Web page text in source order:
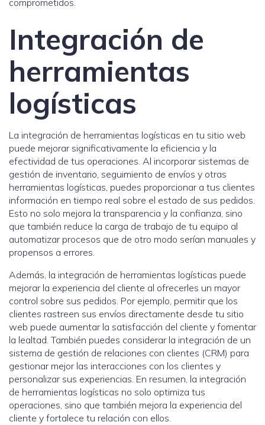
comprometidos.
Integración de
herramientas
logísticas
La integración de herramientas logísticas en tu sitio web
puede mejorar significativamente la eficiencia y la
efectividad de tus operaciones. Al incorporar sistemas de
gestión de inventario, seguimiento de envíos y otras
herramientas logísticas, puedes proporcionar a tus clientes
información en tiempo real sobre el estado de sus pedidos.
Esto no solo mejora la transparencia y la confianza, sino
que también reduce la carga de trabajo de tu equipo al
automatizar procesos que de otro modo serían manuales y
propensos a errores.
Además, la integración de herramientas logísticas puede
mejorar la experiencia del cliente al ofrecerles un mayor
control sobre sus pedidos. Por ejemplo, permitir que los
clientes rastreen sus envíos directamente desde tu sitio
web puede aumentar la satisfacción del cliente y fomentar
la lealtad. También puedes considerar la integración de un
sistema de gestión de relaciones con clientes (CRM) para
gestionar mejor las interacciones con los clientes y
personalizar sus experiencias. En resumen, la integración
de herramientas logísticas no solo optimiza tus
operaciones, sino que también mejora la experiencia del
cliente y fortalece tu relación con ellos.